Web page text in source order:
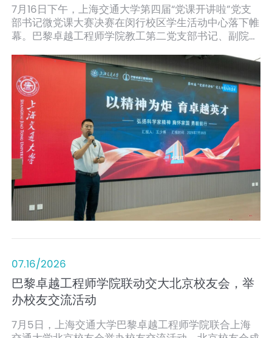
7月16日下午，上海交通大学第四届“党课开讲啦”党支
部书记微党课大赛决赛在闵行校区学生活动中心落下帷
幕。巴黎卓越工程师学院教工第二党支部书记、副院长
学家精神 胸怀家国 勇毅前行》荣获大赛二等奖。
07.16/2026
巴黎卓越工程师学院联动交大北京校友会，举
办校友交流活动
7月5日，上海交通大学巴黎卓越工程师学院联合上海